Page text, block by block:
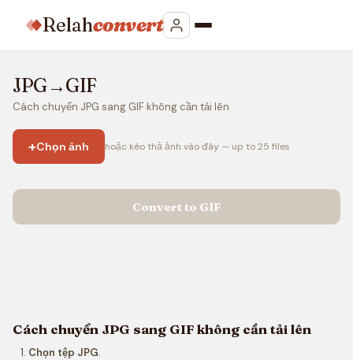
Relahconvert
JPG→GIF
Cách chuyển JPG sang GIF không cần tải lên
+Chọn ảnh hoặc kéo thả ảnh vào đây — up to 25 files
Convert to GIF
Cách chuyển JPG sang GIF không cần tải lên
Chọn tệp JPG.